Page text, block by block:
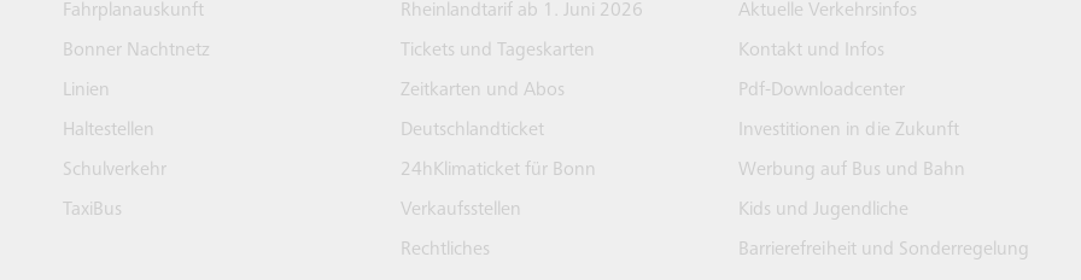
Fahrplanauskunft
Bonner Nachtnetz
Linien
Haltestellen
Schulverkehr
TaxiBus
Rheinlandtarif ab 1. Juni 2026
Tickets und Tageskarten
Zeitkarten und Abos
Deutschlandticket
24hKlimaticket für Bonn
Verkaufsstellen
Rechtliches
Aktuelle Verkehrsinfos
Kontakt und Infos
Pdf-Downloadcenter
Investitionen in die Zukunft
Werbung auf Bus und Bahn
Kids und Jugendliche
Barrierefreiheit und Sonderregelung